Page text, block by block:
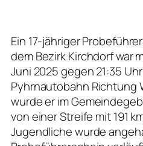
Ein 17-jähriger
dem Bezirk Kirchdorf war
Juni 2025 gegen 21:35
Pyhrnautobahn Richtung
wurde er im
von einer Streife mit 191
Jugendliche wurde